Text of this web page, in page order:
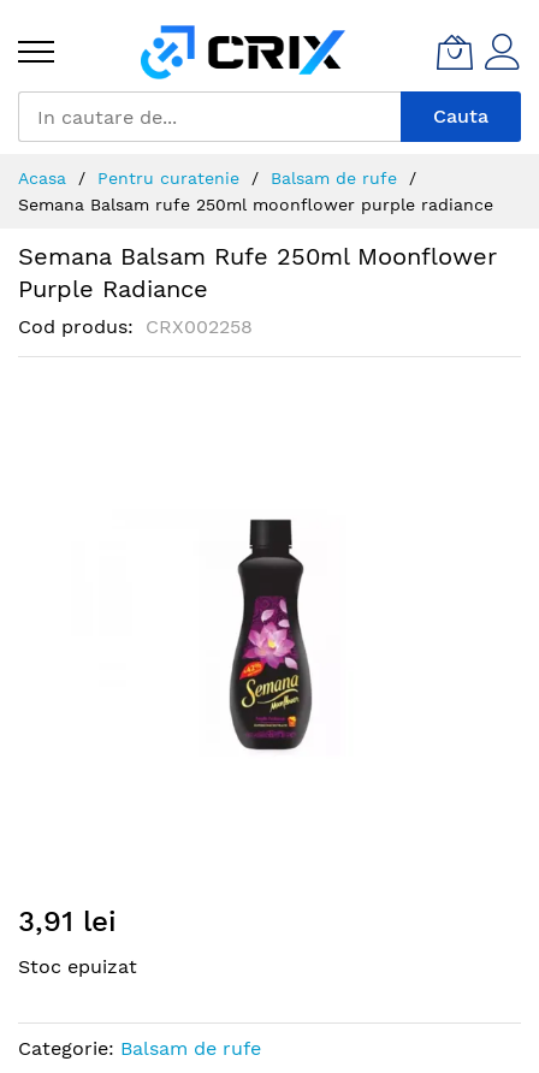
Continut
Cauta
Acasa Pentru curatenie
Balsam de rufe
Semana Balsam rufe 250ml moonflower purple radiance
Semana Balsam Rufe 250ml Moonflower
Purple Radiance
Cod produs CRX002258
to
beginning
the
images
3,91 lei
Stoc epuizat
Categorie: Balsam de rufe